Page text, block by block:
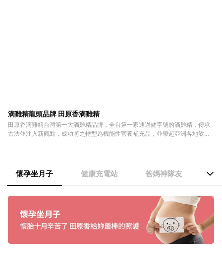
滴雞精龍頭品牌 田原香滴雞精
田原香滴雞精台灣第一大滴雞精品牌，全台第一家通過健字號的滴雞精，傳承
古法並注入新觀點，成功將之轉型為機能性營養補充品，並帶起亞洲各地飲用
懷孕坐月子 健康充電站 爸媽神隊友
爸媽神隊友